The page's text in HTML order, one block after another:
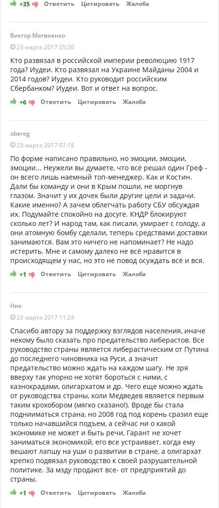
+35 Ответить Цитировать Жалоба
Виктор Матвиенко
23 марта 2017 05:50
Кто развязал в российской империи революцию 1917
года? Иудеи. Кто развязал на Украине Майданы 2004 и
2014 годов? Иудеи. Кто руководит российским
Сбербанком? Иудеи. Вот и ответ на вопрос.
+6 Ответить Цитировать Жалоба
obereg
23 марта 2017 07:18
По форме написано правильно, но эмоции, эмоции,
эмоции... Неужели вы думаете, что всё решал один Греф -
он всего лишь наемный топ-менеджер. Как и Костин.
Дали бы команду и они в Крым пошли, не моргнув
глазом. Значит у их дочек были другие цели и задачи.
Какие именно? А зачем облегчать работу СБУ обсуждая
их. Подумайте спокойно на досуге. КНДР блокируют
сколько лет? И народ там, как писали, умирает с голоду, а
они атомную бомбу сделали, теперь средствами доставки
занимаются. Вам это ничего не напоминает? Не надо
истерить. Мне и самому далеко не всё нравится в
происходящем у нас, но это не повод осуждать всё и вся.
+1 Ответить Цитировать Жалоба
Ник
23 марта 2017 11:24
Спасибо автору за поддержку взглядов населения, иначе
некому было сказать про предательство либерастов. Все
руководство страны является либерастическим от Путина
до последнего чиновника на Руси, а значит
предательство можно ждать на каждом шагу. Не зря
вверху так упорно не хотят бороться с ними, с
казнокрадами, олигархатом и др. Чего еще можно ждать
от руководства страны, коли Медведев является первым
таким крохобором (мягко сказано!). Вроде бы стала
поднииматься страна, но 2008 год под корень сразил еще
только начавшийся подъем, а сейчас ни о какой
экономике не может и быть речи, Гарант не хочет
заниматься экономикой, его все устраивает, когда ему
вешают лапшу на уши о развитии в стране, а олигархат
крепко подвязал руководство к своей разрушительной
политике. За мзду продают все- от предприятий до
страны.
+1 Ответить Цитировать Жалоба